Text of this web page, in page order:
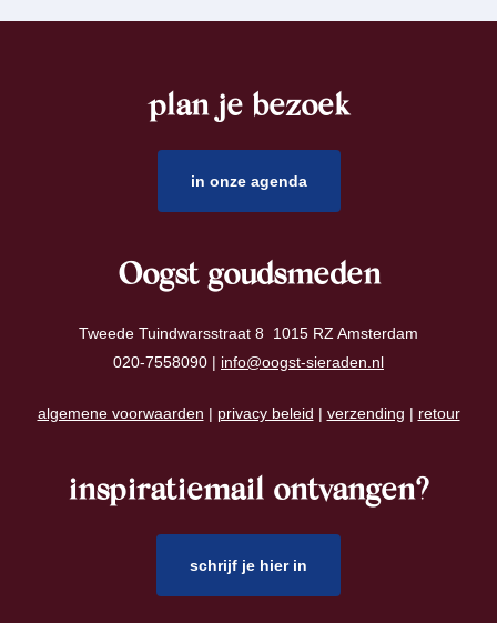
plan je bezoek
in onze agenda
Oogst goudsmeden
Tweede Tuindwarsstraat 8 1015 RZ Amsterdam
020-7558090 | info@oogst-sieraden.nl
algemene voorwaarden | privacy beleid | verzending | retour
inspiratiemail ontvangen?
schrijf je hier in